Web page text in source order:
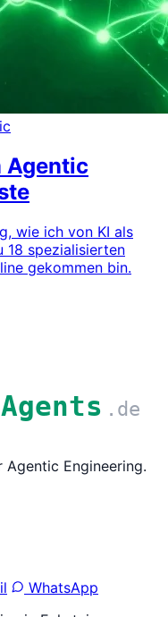
Agentic
wie ich von KI als
18 spezialisierten
gekommen bin.
Agents .de
Agentic Engineering.
WhatsApp